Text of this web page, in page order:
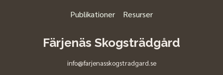
Publikationer
Resurser
Färjenäs Skogsträdgård
info@farjenasskogstradgard.se